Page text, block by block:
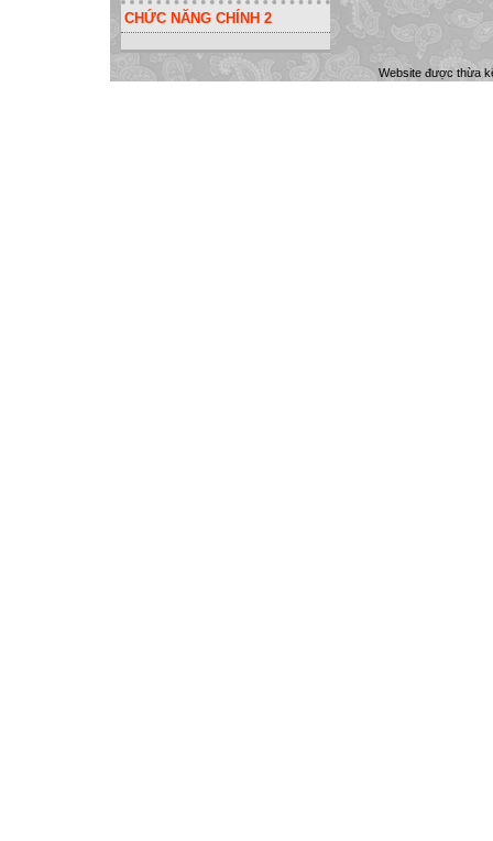
CHỨC NĂNG CHÍNH 2
Website được thừa